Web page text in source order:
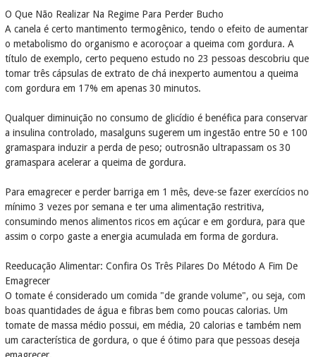
O Que Não Realizar Na Regime Para Perder Bucho
A canela é certo mantimento termogênico, tendo o efeito de aumentar
o metabolismo do organismo e acoroçoar a queima com gordura. A
título de exemplo, certo pequeno estudo no 23 pessoas descobriu que
tomar três cápsulas de extrato de chá inexperto aumentou a queima
com gordura em 17% em apenas 30 minutos.
Qualquer diminuição no consumo de glicídio é benéfica para conservar
a insulina controlado, masalguns sugerem um ingestão entre 50 e 100
gramaspara induzir a perda de peso; outrosnão ultrapassam os 30
gramaspara acelerar a queima de gordura.
Para emagrecer e perder barriga em 1 mês, deve-se fazer exercícios no
mínimo 3 vezes por semana e ter uma alimentação restritiva,
consumindo menos alimentos ricos em açúcar e em gordura, para que
assim o corpo gaste a energia acumulada em forma de gordura.
Reeducação Alimentar: Confira Os Três Pilares Do Método A Fim De
Emagrecer
O tomate é considerado um comida "de grande volume", ou seja, com
boas quantidades de água e fibras bem como poucas calorias. Um
tomate de massa médio possui, em média, 20 calorias e também nem
um característica de gordura, o que é ótimo para que pessoas deseja